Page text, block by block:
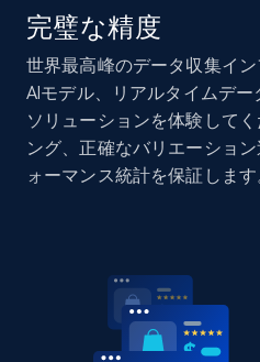
price, Currency, Availability,
more.
2.1K+ 375+
Title, Seller name, Brand,
price, Currency,
完璧な精度
世界最高峰のデータ収集イ
AIモデル、リアルタイムデ
ソリューションを体験して
ング、正確なバリエーショ
ォーマンス統計を保証します